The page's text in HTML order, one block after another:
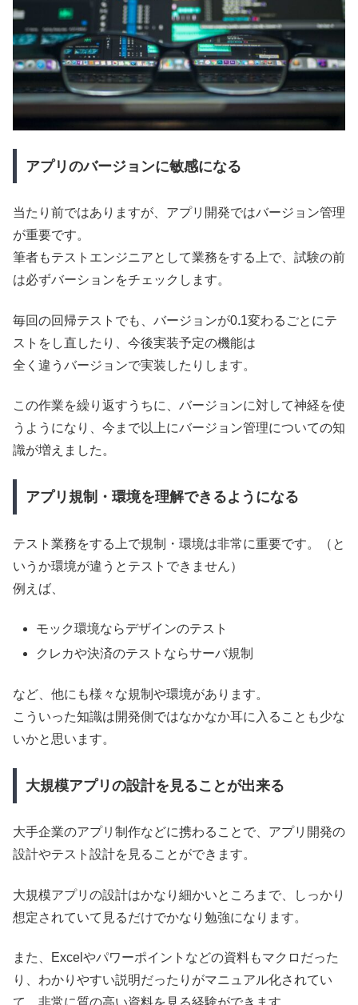
アプリのバージョンに敏感になる
当たり前ではありますが、アプリ開発ではバージョン管理
が重要です。
筆者もテストエンジニアとして業務をする上で、試験の前
は必ずバーションをチェックします。
毎回の回帰テストでも、バージョンが0.1変わるごとにテ
ストをし直したり、今後実装予定の機能は
全く違うバージョンで実装したりします。
この作業を繰り返すうちに、バージョンに対して神経を使
うようになり、今まで以上にバージョン管理についての知
識が増えました。
アプリ規制・環境を理解できるようになる
テスト業務をする上で規制・環境は非常に重要です。（と
いうか環境が違うとテストできません）
例えば、
モック環境ならデザインのテスト
クレカや決済のテストならサーバ規制
など、他にも様々な規制や環境があります。
こういった知識は開発側ではなかなか耳に入ることも少な
いかと思います。
大規模アプリの設計を見ることが出来る
大手企業のアプリ制作などに携わることで、アプリ開発の
設計やテスト設計を見ることができます。
大規模アプリの設計はかなり細かいところまで、しっかり
想定されていて見るだけでかなり勉強になります。
また、Excelやパワーポイントなどの資料もマクロだった
り、わかりやすい説明だったりがマニュアル化されてい
て、非常に質の高い資料を見る経験ができます。